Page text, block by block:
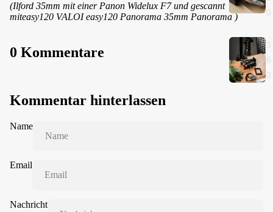
(Ilford 35mm mit einer Panon Widelux F7 und gescannt
miteasy120 VALOI easy120 Panorama 35mm Panorama )
0 Kommentare
Kommentar hinterlassen
Name
Email
Nachricht